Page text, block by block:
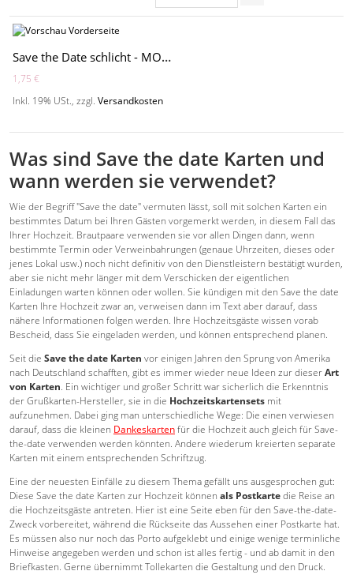
Save the Date schlicht - MO3004S
1,75 €
Inkl. 19% USt.,zzgl.Versandkosten
Was sind Save the date Karten und
wann werden sie verwendet?
Wie der Begriff "Save the date" vermuten lässt, soll mit solchen Karten ein
bestimmtes Datum bei Ihren Gästen vorgemerkt werden, in diesem Fall das
Ihrer Hochzeit. Brautpaare verwenden sie vor allen Dingen dann, wenn
bestimmte Termin oder Verweinbahrungen (genaue Uhrzeiten, dieses oder
jenes Lokal usw.) noch nicht definitiv von den Dienstleistern bestätigt wurden,
aber sie nicht mehr länger mit dem Verschicken der eigentlichen
Einladungen warten können oder wollen. Sie kündigen mit den Save the date
Karten Ihre Hochzeit zwar an, verweisen dann im Text aber darauf, dass
nähere Informationen folgen werden. Ihre Hochzeitsgäste wissen vorab
Bescheid, dass Sie eingeladen werden, und können entsprechend planen.
Seit die Save the date Karten vor einigen Jahren den Sprung von Amerika
nach Deutschland schafften, gibt es immer wieder neue Ideen zur dieserArt
von Karten. Ein wichtiger und großer Schritt war sicherlich die Erkenntnis
der Grußkarten-Hersteller, sie in die Hochzeitskartensets mit
aufzunehmen. Dabei ging man unterschiedliche Wege: Die einen verwiesen
darauf, dass die kleinen Dankeskartenfür die Hochzeit auch gleich für Save-
the-date verwenden werden könnten. Andere wiederum kreierten separate
Karten mit einem entsprechenden Schriftzug.
Eine der neuesten Einfälle zu diesem Thema gefällt uns ausgesprochen gut:
Diese Save the date Karten zur Hochzeit können als Postkartedie Reise an
die Hochzeitsgäste antreten. Hier ist eine Seite eben für den Save-the-date-
Zweck vorbereitet, während die Rückseite das Aussehen einer Postkarte hat.
Es müssen also nur noch das Porto aufgeklebt und einige wenige terminliche
Hinweise angegeben werden und schon ist alles fertig - und ab damit in den
Briefkasten. Gerne übernimmt Tollekarten die Gestaltung und den Druck.